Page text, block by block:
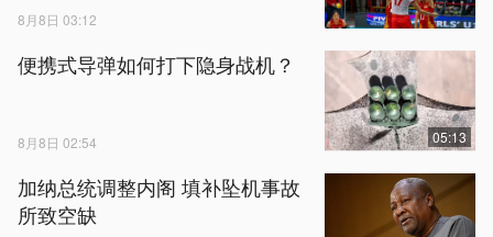
8月8日 03:12
便携式导弹如何打下隐身战机？
8月8日 02:54 05:13
加纳总统调整内阁 填补坠机事故
所致空缺